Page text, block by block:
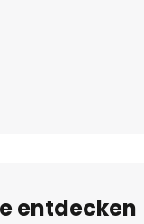
entdecken